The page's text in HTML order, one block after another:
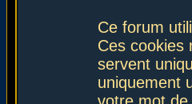
Ce forum
Ces cookies
servent
uniquement